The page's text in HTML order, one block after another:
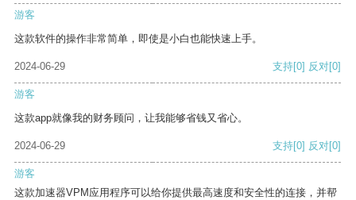
游客
这款软件的操作非常简单，即使是小白也能快速上手。
2024-06-29 支持[0] 反对[0]
游客
这款app就像我的财务顾问，让我能够省钱又省心。
2024-06-29 支持[0] 反对[0]
游客
这款加速器VPM应用程序可以给你提供最高速度和安全性的连接，并帮